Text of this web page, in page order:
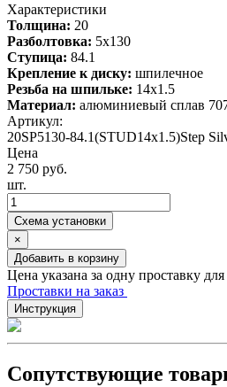
Характеристики
Толщина: 20
Разболтовка: 5x130
Ступица: 84.1
Крепление к диску: шпилечное
Резьба на шпильке: 14х1.5
Материал: алюминиевый сплав
Артикул:
20SP5130-84.1(STUD14x1.5)Step
Цена
2 750 руб.
шт.
Схема установки
×
Добавить в корзину
Цена указана за одну проставку
Проставки на заказ
Инструкция
Сопутствующие